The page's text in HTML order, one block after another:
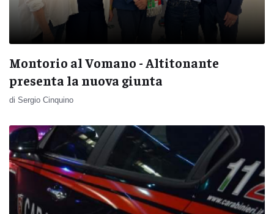
Montorio al Vomano - Altitonante
presenta la nuova giunta
di Sergio Cinquino